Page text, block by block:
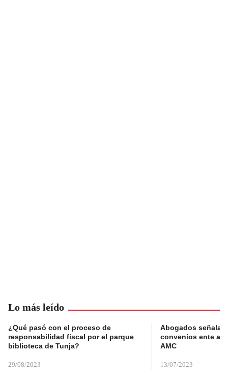
Lo más leído
¿Qué pasó con el proceso de
responsabilidad fiscal por el parque
biblioteca de Tunja?
29/08/2023
Abogados
convenios ente
AMC
13/07/2023